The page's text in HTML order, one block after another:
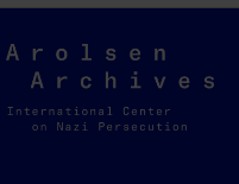
Arolsen
Archives